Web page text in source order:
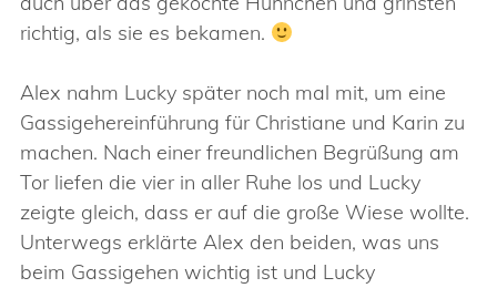
richtig, als sie es bekamen.
Alex nahm Lucky später noch mal mit, um eine
Gassigehereinführung für Christiane und Karin zu
machen. Nach einer freundlichen Begrüßung am
Tor liefen die vier in aller Ruhe los und Lucky
zeigte gleich, dass er auf die große Wiese wollte.
Unterwegs erklärte Alex den beiden, was uns
beim Gassigehen wichtig ist und Lucky